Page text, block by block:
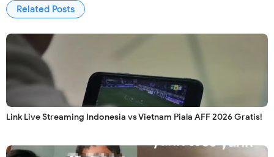
Related Posts
Link Live Streaming Indonesia vs Vietnam Piala AFF 2026 Gratis!